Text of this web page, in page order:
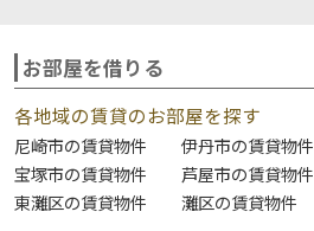
お部屋を借りる
各地域の賃貸のお部屋を探す
尼崎市の賃貸物件 伊丹市の賃貸物件
宝塚市の賃貸物件
芦屋市の賃貸物件
東灘区の賃貸物件
灘区の賃貸物件